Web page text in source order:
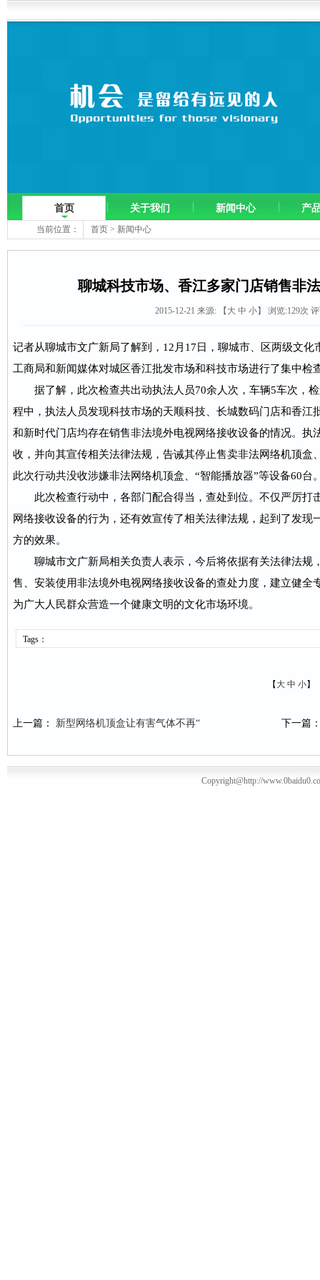
首页 关于我们 新闻中心 产
当前位置： 首页 > 新闻中心
聊城科技市场、香江多家门店销售非
2015-12-21 来源: 【 大 中 小】 浏览:129次
记者从聊城市文广新局了解到，12月17日，聊城市、区两级文化
工商局和新闻媒体对城区香江批发市场和科技市场进行了集中检
据了解，此次检查共出动执法人员70余人次，车辆5车次，检
程中，执法人员发现科技市场的天顺科技、长城数码门店和香江
和新时代门店均存在销售非法境外电视网络接收设备的情况。执
收，并向其宣传相关法律法规，告诫其停止售卖非法网络机顶盒
此次行动共没收涉嫌非法网络机顶盒、“智能播放器”等设备60台
此次检查行动中，各部门配合得当，查处到位。不仅严厉打
网络接收设备的行为，还有效宣传了相关法律法规，起到了发现
方的效果。
聊城市文广新局相关负责人表示，今后将依据有关法律法规
售、安装使用非法境外电视网络接收设备的查处力度，建立健全
为广大人民群众营造一个健康文明的文化市场环境。
Tags：
【 大 中 小】
上一篇： 新型网络机顶盒让有害气体不再“ 下一篇
Copyright@http://